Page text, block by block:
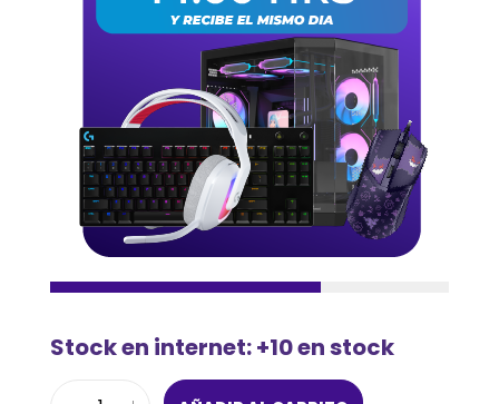
Stock en internet: +10 en stock